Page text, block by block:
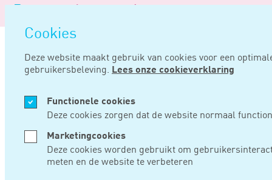
overslaan
Cookies
Deze website maakt gebruik van cookies voor een
gebruikersbeleving. Lees onze cookieverklaring
Functionele cookies
Deze cookies zorgen dat de website normaal
Marketingcookies
Deze cookies worden gebruikt om
meten en de website te verbeteren
Logo
Noord
Negentig
FEB 22, 2022
MISSCHIEN NIET